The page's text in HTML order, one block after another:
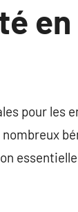
pour les